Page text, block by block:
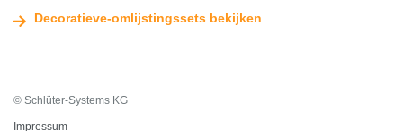
Decoratieve-omlijstingssets bekijken
© Schlüter-Systems KG
Impressum